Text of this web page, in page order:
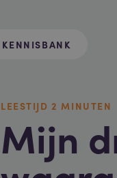
KENNISBANK
LEESTIJD 2 MINUTEN
Mijn